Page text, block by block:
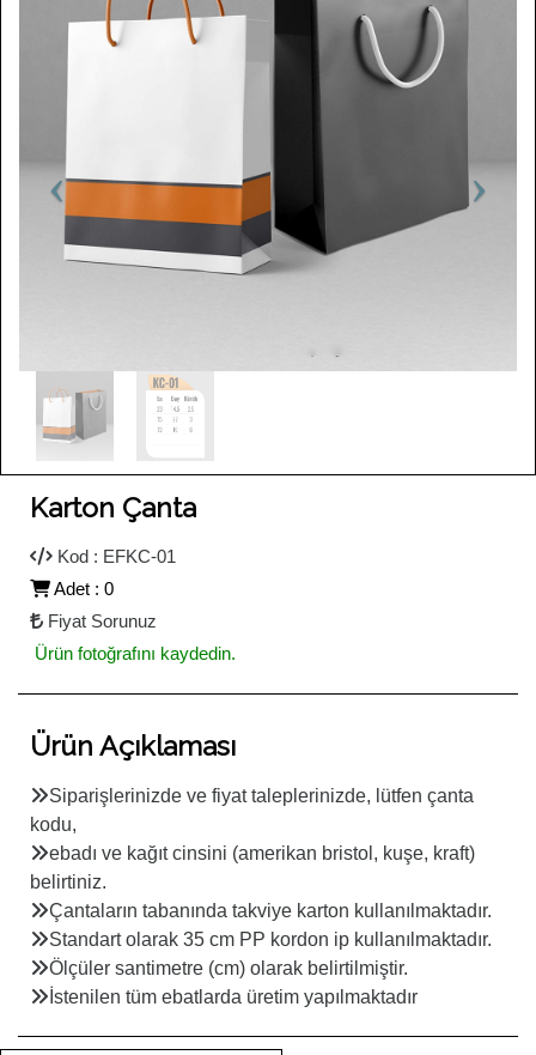
Karton Çanta
Kod : EFKC-01
Adet : 0
Fiyat Sorunuz
Ürün fotoğrafını kaydedin.
Ürün Açıklaması
Siparişlerinizde ve fiyat taleplerinizde, lütfen çanta
kodu,
ebadı ve kağıt cinsini (amerikan bristol, kuşe, kraft)
belirtiniz.
Çantaların tabanında takviye karton kullanılmaktadır.
Standart olarak 35 cm PP kordon ip kullanılmaktadır.
Ölçüler santimetre (cm) olarak belirtilmiştir.
İstenilen tüm ebatlarda üretim yapılmaktadır